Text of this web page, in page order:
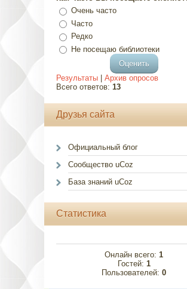
Очень часто
Часто
Редко
Не посещаю библиотеки
Результаты
Архив опросов
Всего ответов: 13
Друзья сайта
Официальный блог
Сообщество uCoz
База знаний uCoz
Статистика
Онлайн всего: 1
Гостей: 1
Пользователей: 0